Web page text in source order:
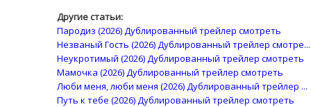
Другие статьи:
Пародиз (2026) Дублированный трейлер смотреть
Незваный Гость (2026) Дублированный трейлер смотре...
Неукротимый (2026) Дублированный трейлер смотреть
Мамочка (2026) Дублированный трейлер смотреть
Люби меня, люби меня (2026) Дублированный трейлер ...
Путь к тебе (2026) Дублированный трейлер смотреть